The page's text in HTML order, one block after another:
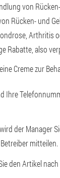
von
Rücken- und
Arthritis
Rabatte, also
Creme zur
Ihre
der Manager
mitteilen.
den Artikel nach